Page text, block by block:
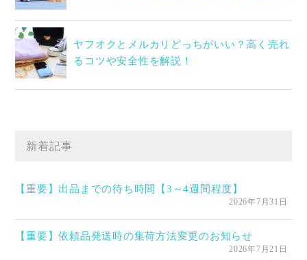
ヤフオクとメルカリどっちがいい？高く売れ
るコツや安全性を解説！
新着記事
【重要】出品までの待ち時間【3～4週間程度】
2026年7月31日
【重要】依頼品発送時の集荷方法変更のお知らせ
2026年7月21日